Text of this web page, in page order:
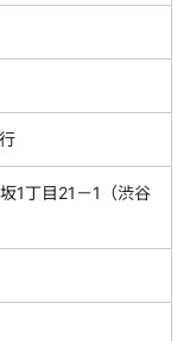
1丁目21－1（渋谷